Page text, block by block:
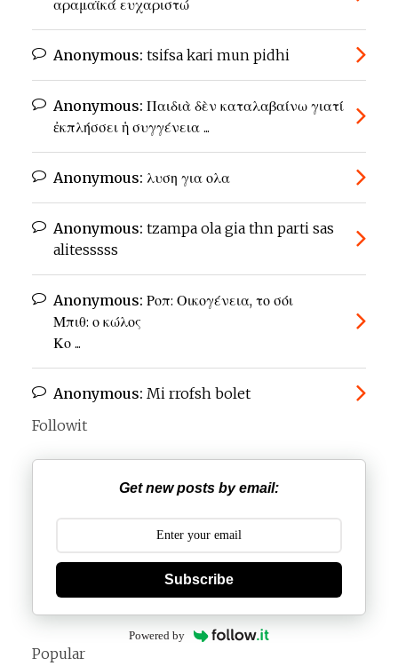
αραμαϊκά ευχαριστώ
Anonymous: tsifsa kari mun pidhi
Anonymous: Παιδιὰ δὲν καταλαβαίνω γιατί
ἐκπλήσσει ἡ συγγένεια ...
Anonymous: λυση για ολα
Anonymous: tzampa ola gia thn parti sas
alitesssss
Anonymous: Ροπ: Οικογένεια, το σόι
Μπιθ: ο κώλος
Κο ...
Anonymous: Mi rrofsh bolet
Followit
Get new posts by email:
Subscribe
Powered by
Popular